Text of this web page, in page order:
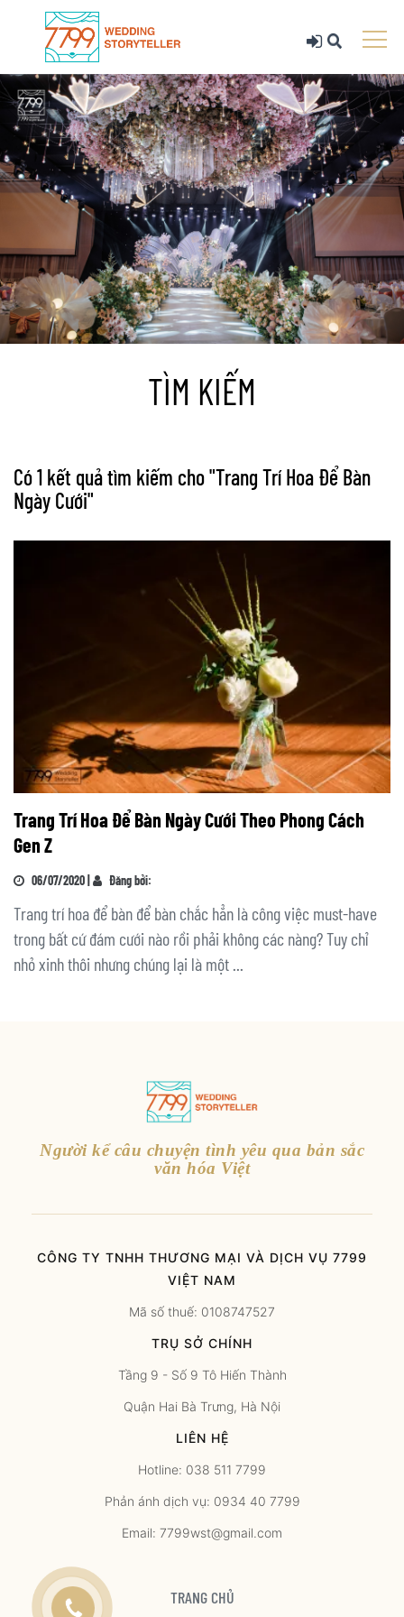
TÌM KIẾM
Có 1 kết quả tìm kiếm cho "Trang Trí Hoa Để Bàn
Ngày Cưới"
Trang Trí Hoa Để Bàn Ngày Cưới Theo Phong Cách
Gen Z
06/07/2020 | Đăng bởi:
Trang trí hoa để bàn để bàn chắc hẳn là công việc must-have
trong bất cứ đám cưới nào rồi phải không các nàng? Tuy chỉ
nhỏ xinh thôi nhưng chúng lại là một ...
Người kể câu chuyện tình yêu qua bản sắc
văn hóa Việt
CÔNG TY TNHH THƯƠNG MẠI VÀ DỊCH VỤ 7799
VIỆT NAM
Mã số thuế: 0108747527
TRỤ SỞ CHÍNH
Tầng 9 - Số 9 Tô Hiến Thành
Quận Hai Bà Trưng, Hà Nội
LIÊN HỆ
Hotline: 038 511 7799
Phản ánh dịch vụ: 0934 40 7799
Email: 7799wst@gmail.com
TRANG CHỦ